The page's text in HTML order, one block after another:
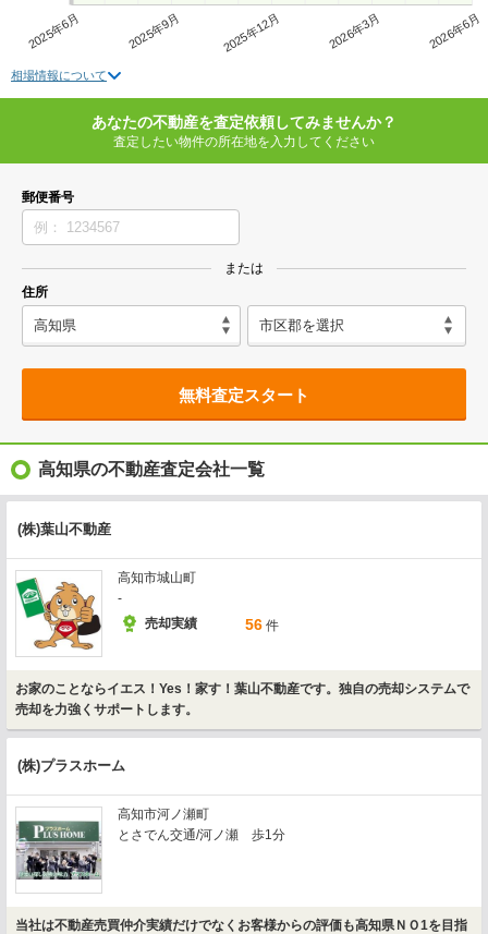
2025年6月 2025年9月 2025年12月 2026年3月 2026年6月
相場情報について
あなたの不動産を査定依頼してみませんか？
査定したい物件の所在地を入力してください
郵便番号
または
住所
無料査定スタート
高知県の不動産査定会社一覧
(株)葉山不動産
高知市城山町
-
売却実績
56 件
お家のことならイエス！Yes！家す！葉山不動産です。独自の売却システムで
売却を力強くサポートします。
(株)プラスホーム
高知市河ノ瀬町
とさでん交通/河ノ瀬 歩1分
当社は不動産売買仲介実績だけでなくお客様からの評価も高知県ＮＯ1を目指